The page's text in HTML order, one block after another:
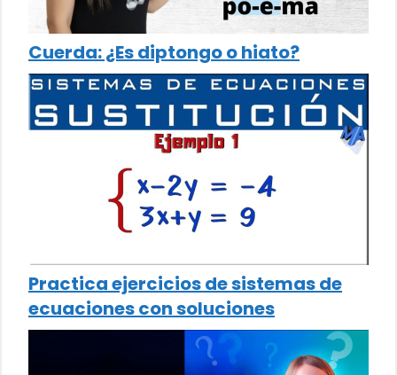
Cuerda: ¿Es diptongo o hiato?
Practica ejercicios de sistemas de
ecuaciones con soluciones